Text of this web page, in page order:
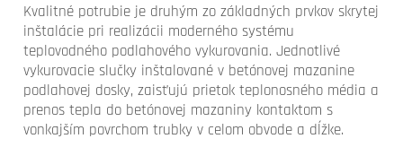
Kvalitné potrubie je druhým zo základných prvkov skrytej
inštalácie pri realizácii moderného systému
teplovodného podlahového vykurovania. Jednotlivé
vykurovacie slučky inštalované v betónovej mazanine
podlahovej dosky, zaisťujú prietok teplonosného média a
prenos tepla do betónovej mazaniny kontaktom s
vonkajším povrchom trubky v celom obvode a dĺžke.